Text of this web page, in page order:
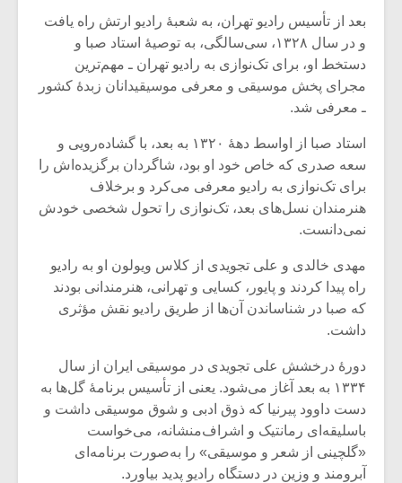
بعد از تأسیس رادیو تهران، به شعبۀ رادیو ارتش راه یافت
و در سال ۱۳۲۸، سی‌سالگی، به توصیۀ استاد صبا و
دستخط او، برای تک‌نوازی به رادیو تهران ـ مهم‌ترین
مجرای پخش موسیقی و معرفی موسیقیدانان زبدۀ کشور
ـ معرفی شد.
استاد صبا از اواسط دهۀ ۱۳۲۰ به بعد، با گشاده‌رویی و
سعه صدری که خاص خود او بود، شاگردان برگزیده‌اش را
برای تک‌نوازی به رادیو معرفی می‌کرد و برخلاف
هنرمندان نسل‌های بعد، تک‌نوازی را تحول شخصی خودش
نمی‌دانست.
مهدی خالدی و علی تجویدی از کلاس ویولون او به رادیو
راه پیدا کردند و پایور، کسایی و تهرانی، هنرمندانی بودند
که صبا در شناساندن آن‌ها از طریق رادیو نقش مؤثری
داشت.
دورۀ درخشش علی تجویدی در موسیقی ایران از سال
۱۳۳۴ به بعد آغاز می‌شود. یعنی از تأسیس برنامۀ گل‌ها به
دست داوود پیرنیا که ذوق ادبی و شوق موسیقی داشت و
باسلیقه‌ای رمانتیک و اشراف‌منشانه، می‌خواست
«گلچینی از شعر و موسیقی» را به‌صورت برنامه‌ای
آبرومند و وزین در دستگاه رادیو پدید بیاورد.
میکلوش روژا
یادداشتی بر موسیقی
متن فیلم «متری
شیش و نیم»
اگر نمی توانی
مشهورترین باشی،
بدنام ترین باش
دوره
موسیقی